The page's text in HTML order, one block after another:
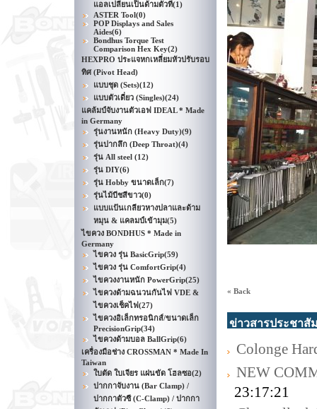
แอลเปลี่ยนเป็นด้ามตัวที(1)
ASTER Tool(0)
POP Displays and Sales
Aides(6)
Bondhus Torque Test
Comparison Hex Key(2)
HEXPRO ประแจหกเหลี่ยมหัวปรับรอบ
ทิศ (Pivot Head)
แบบชุด (Sets)(12)
แบบตัวเดี่ยว (Singles)(24)
แคล้มป์จับงานตัวเอฟ IDEAL * Made
in Germany
รุ่นงานหนัก (Heavy Duty)(9)
รุ่นปากลึก (Deep Throat)(4)
รุ่น All steel (12)
รุ่น DIY(6)
รุ่น Hobby ขนาดเล็ก(7)
รุ่นไม้บีชสีขาว(0)
แบบแป้นเกลียวหางปลาและด้าม
หมุน & แคลมป์เข้ามุม(5)
ไขควง BONDHUS * Made in
Germany
ไขควง รุ่น BasicGrip(59)
ไขควง รุ่น ComfortGrip(4)
ไขควงงานหนัก PowerGrip(25)
ไขควงด้ามฉนวนกันไฟ VDE &
ไขควงเช็คไฟ(27)
ไขควงอิเล็กทรอนิกส์/ขนาดเล็ก
PrecisionGrip(34)
ไขควงด้ามบอล BallGrip(6)
เครื่องมือช่าง CROSSMAN * Made In
Taiwan
ใบตัด ใบเจียร แผ่นขัด โฮลซอ(2)
ปากกาจับงาน (Bar Clamp) /
ปากกาตัวซี (C-Clamp) / ปากกา
« Back
ข่าวสารประชาสั
Colonge
NEW
23:17:21